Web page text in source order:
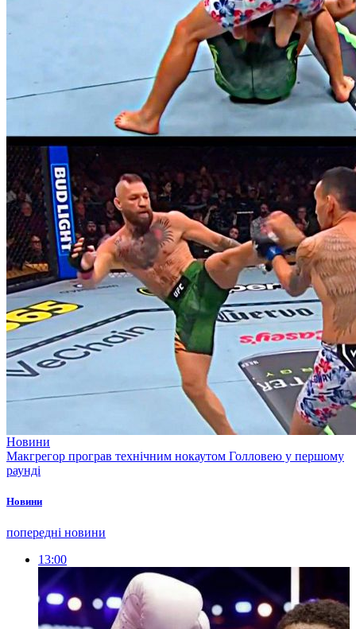
Новини
Макгрегор програв технічним нокаутом Голловею у першому
раунді
Новини
попередні новини
13:00